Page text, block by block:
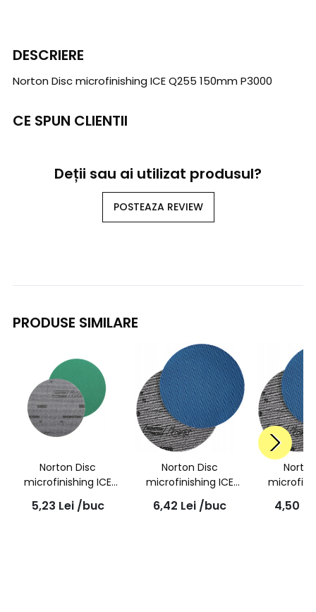
DESCRIERE
Norton Disc microfinishing ICE Q255 150mm P3000
CE SPUN CLIENTII
Deții sau ai utilizat produsul?
POSTEAZA REVIEW
PRODUSE SIMILARE
Norton Disc
microfinishing ICE
Q255 80mm P3000
5,23 Lei /buc
Norton Disc
microfinishing ICE
Q255 150mm P1500
6,42 Lei /buc 4,50